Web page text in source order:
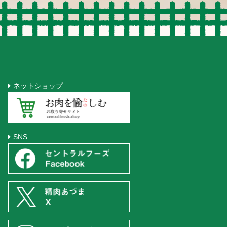
ネットショップ
SNS